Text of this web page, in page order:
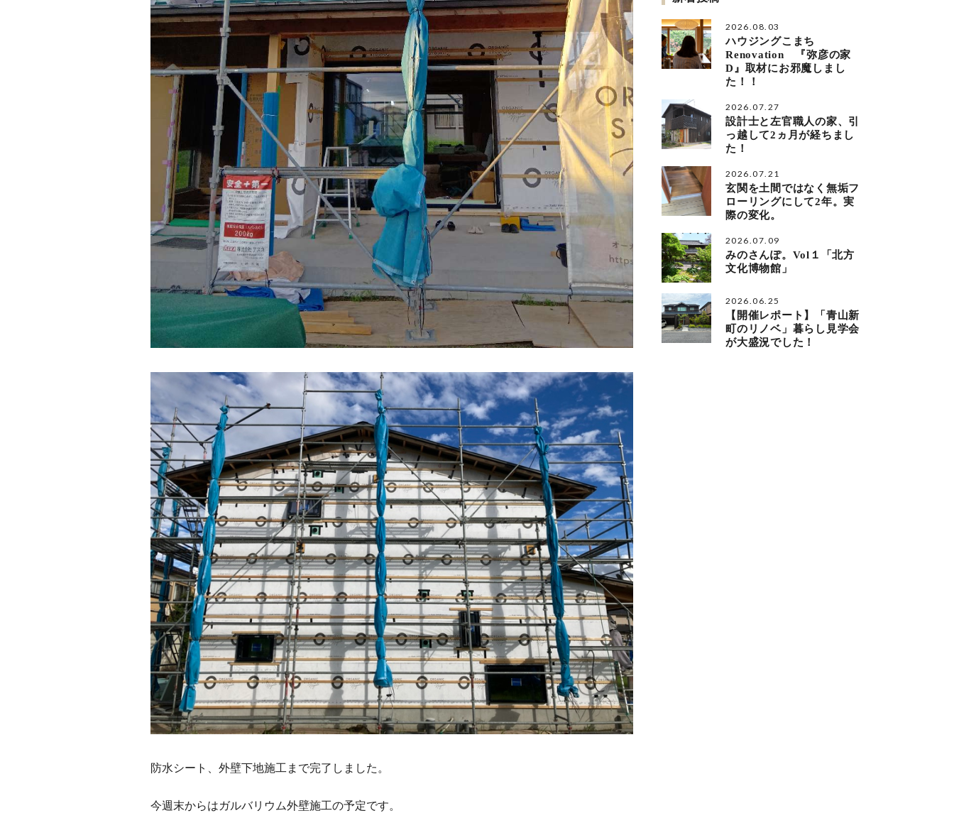
防水シート、外壁下地施工まで完了しました。
今週末からはガルバリウム外壁施工の予定です。
2026.08.03
ハウジングこまち
Renovation 『弥彦の家
D』取材にお邪魔しまし
た！！
2026.07.27
設計士と左官職人の家、引
っ越して2ヵ月が経ちまし
た！
2026.07.21
玄関を土間ではなく無垢フ
ローリングにして2年。実
際の変化。
2026.07.09
みのさんぽ。Vol１「北方
文化博物館」
2026.06.25
【開催レポート】「青山新
町のリノベ」暮らし見学会
が大盛況でした！